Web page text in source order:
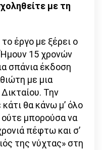
με τη
έργο με ξέρει ο
15 χρονών
σπάνια έκδοση
με μια
Την
θα κάνω μ’ όλο
ούτε μπορούσα να
πέφτω και σ’
της νύχτας» στη